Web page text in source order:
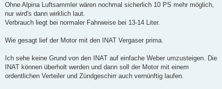
Ohne Alpina Luftsammler wären nochmal sicherlich 10 PS mehr möglich,
nur wird's dann wirklich laut.
Verbrauch liegt bei normaler Fahrweise bei 13-14 Liter.
Wie gesagt lief der Motor mit den INAT Vergaser prima.
Ich sehe keine Grund von den INAT auf einfache Weber umzusteigen. Die
INAT können überholt werden und dann soll der Motor mit einem
ordentlichen Verteiler und Zündgeschirr auch vernünftig laufen.